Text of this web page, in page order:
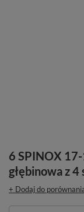
6 SPINOX
głębinowa z
+ Dodaj do